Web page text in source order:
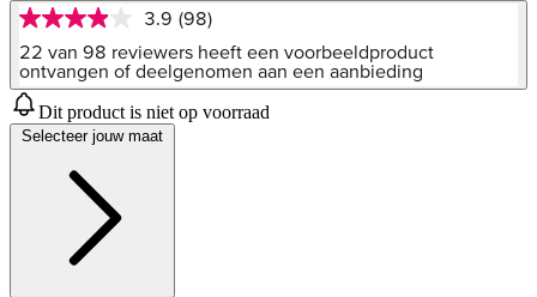
3.9
van
5
sterren,
gemiddelde
scorewaarde.
Read
Reviews.
Dezelfde
paginalink.
3.9 (98)
22 van 98 reviewers heeft een voorbeeldproduct
ontvangen of deelgenomen aan een aanbieding
Dit product is niet op voorraad
Selecteer jouw maat